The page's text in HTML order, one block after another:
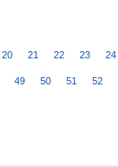
20 21 22 23 24
49 50 51 52